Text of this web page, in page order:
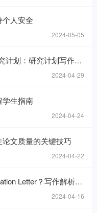
人安全
2024-05-05
研究计划写作的七个要素
2024-04-29
学生指南
2024-04-24
文质量的关键技巧
2024-04-22
？写作解析与技巧！
2024-04-16